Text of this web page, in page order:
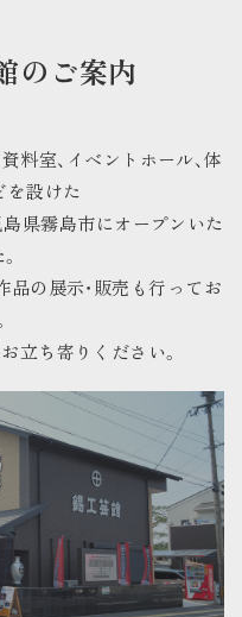
のご案内
料室、イベントホール、体
を設けた
島県霧島市にオープンいた
品の展示・販売も行ってお
立ち寄りください。